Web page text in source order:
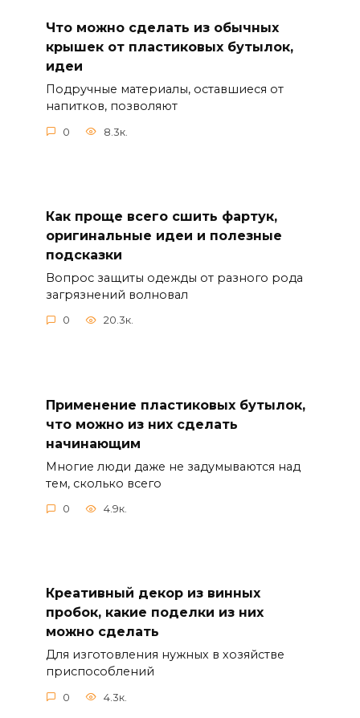
Что можно сделать из обычных
крышек от пластиковых бутылок,
идеи
Подручные материалы, оставшиеся от
напитков, позволяют
0 8.3к.
Как проще всего сшить фартук,
оригинальные идеи и полезные
подсказки
Вопрос защиты одежды от разного рода
загрязнений волновал
0 20.3к.
Применение пластиковых бутылок,
что можно из них сделать
начинающим
Многие люди даже не задумываются над
тем, сколько всего
0 4.9к.
Креативный декор из винных
пробок, какие поделки из них
можно сделать
Для изготовления нужных в хозяйстве
приспособлений
0 4.3к.